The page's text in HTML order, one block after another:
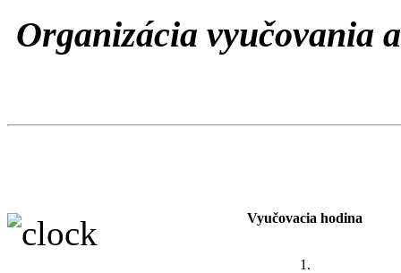
Organizácia vyučovania
Vyučovacia hodina
1.